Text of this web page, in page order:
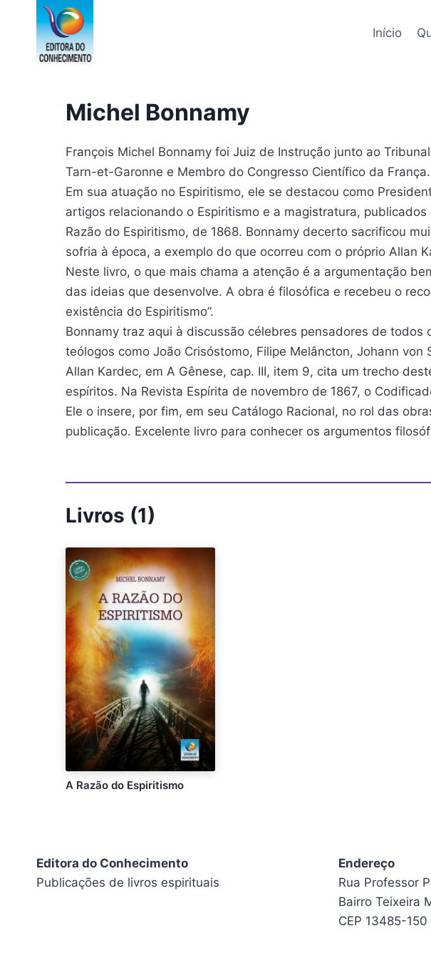
Conteúdo
Início
Michel Bonnamy
François Michel Bonnamy foi Juiz de Instrução junto ao
Tarn-et-Garonne e Membro do Congresso Científico da França.
Em sua atuação no Espiritismo, ele se destacou como
artigos relacionando o Espiritismo e a magistratura,
Razão do Espiritismo, de 1868. Bonnamy decerto sacrificou
sofria à época, a exemplo do que ocorreu com o próprio Allan
Neste livro, o que mais chama a atenção é a argumentação
das ideias que desenvolve. A obra é filosófica e recebeu o
existência do Espiritismo”.
Bonnamy traz aqui à discussão célebres pensadores de
teólogos como João Crisóstomo, Filipe Melâncton, Johann
Allan Kardec, em A Gênese, cap. III, item 9, cita um trecho
espíritos. Na Revista Espírita de novembro de 1867, o
Ele o insere, por fim, em seu Catálogo Racional, no rol das
publicação. Excelente livro para conhecer os argumentos
Livros (1)
A Razão do Espiritismo
Editora do Conhecimento
Publicações de livros espirituais
Endereço
Rua Professor
Bairro Teixeira
CEP 13485-